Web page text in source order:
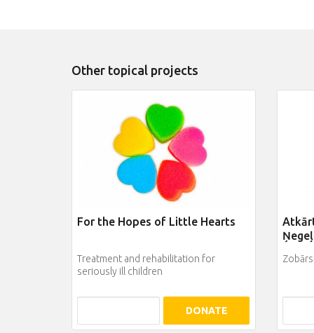
Other topical projects
For the Hopes of Little Hearts
Treatment and rehabilitation for
seriously ill children
DONATE